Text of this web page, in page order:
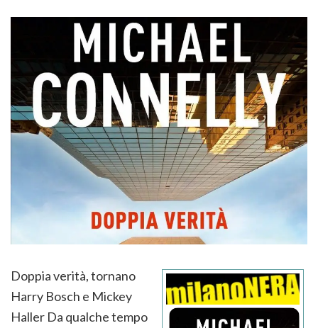
Doppia verità, tornano
Harry Bosch e Mickey
Haller Da qualche tempo